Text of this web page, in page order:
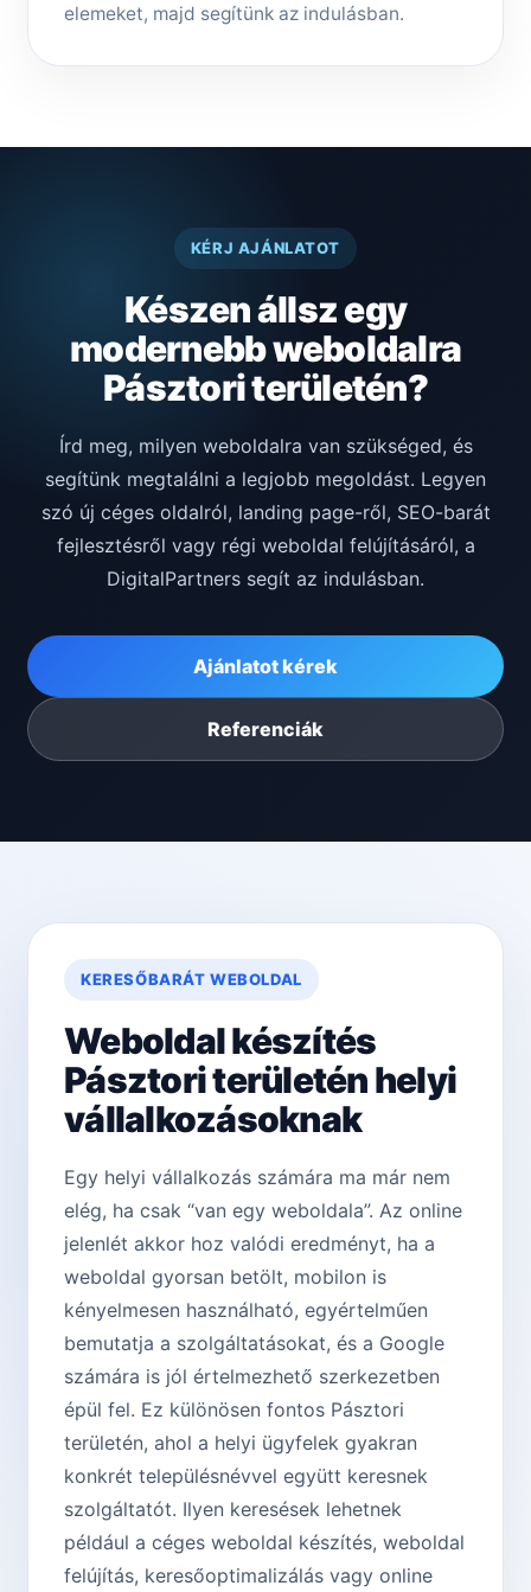
elemeket, majd segítünk az indulásban.
KÉRJ AJÁNLATOT
Készen állsz egy
modernebb weboldalra
Pásztori területén?
Írd meg, milyen weboldalra van szükséged, és
segítünk megtalálni a legjobb megoldást. Legyen
szó új céges oldalról, landing page-ről, SEO-barát
fejlesztésről vagy régi weboldal felújításáról, a
DigitalPartners segít az indulásban.
Ajánlatot kérek
Referenciák
KERESŐBARÁT WEBOLDAL
Weboldal készítés
Pásztori területén helyi
vállalkozásoknak
Egy helyi vállalkozás számára ma már nem
elég, ha csak “van egy weboldala”. Az online
jelenlét akkor hoz valódi eredményt, ha a
weboldal gyorsan betölt, mobilon is
kényelmesen használható, egyértelműen
bemutatja a szolgáltatásokat, és a Google
számára is jól értelmezhető szerkezetben
épül fel. Ez különösen fontos Pásztori
területén, ahol a helyi ügyfelek gyakran
konkrét településnévvel együtt keresnek
szolgáltatót. Ilyen keresések lehetnek
például a céges weboldal készítés, weboldal
felújítás, keresőoptimalizálás vagy online